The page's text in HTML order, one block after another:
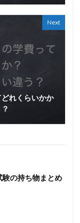
Next
れくらいかか
験の持ち物まとめ